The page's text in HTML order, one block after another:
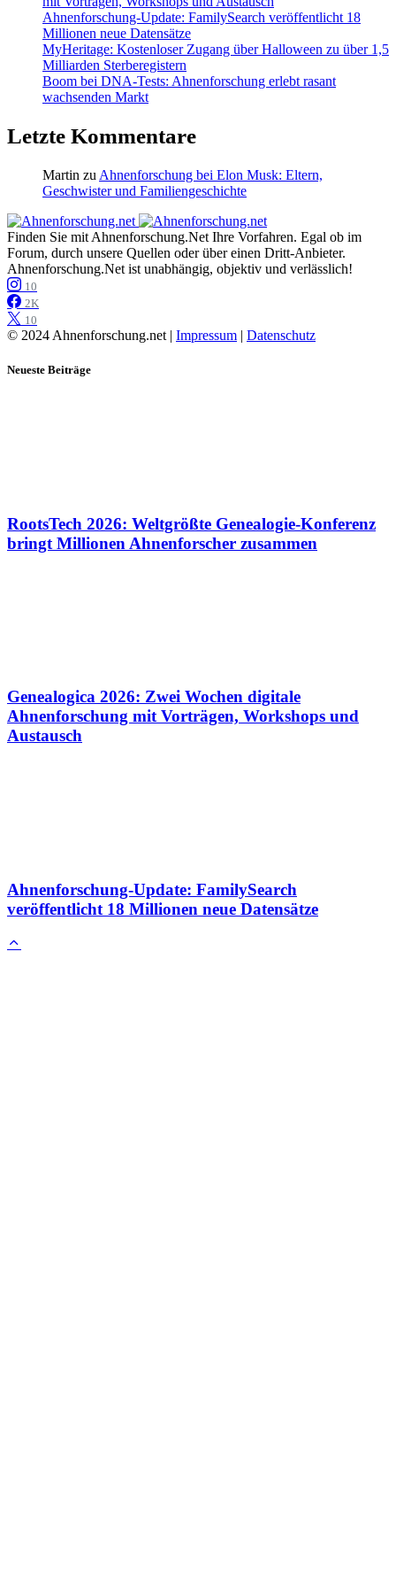
Ahnenforschung-Update: FamilySearch veröffentlicht 18
Millionen neue Datensätze
MyHeritage: Kostenloser Zugang über Halloween zu über 1,5
Milliarden Sterberegistern
Boom bei DNA-Tests: Ahnenforschung erlebt rasant
wachsenden Markt
Letzte Kommentare
Martin zu Ahnenforschung bei Elon Musk: Eltern,
Geschwister und Familiengeschichte
Finden Sie mit Ahnenforschung.Net Ihre Vorfahren. Egal ob im
Forum, durch unsere Quellen oder über einen Dritt-Anbieter.
Ahnenforschung.Net ist unabhängig, objektiv und verlässlich!
10
2K
10
© 2024 Ahnenforschung.net | Impressum | Datenschutz
Neueste Beiträge
RootsTech 2026: Weltgrößte Genealogie-Konferenz
bringt Millionen Ahnenforscher zusammen
Genealogica 2026: Zwei Wochen digitale
Ahnenforschung mit Vorträgen, Workshops und
Austausch
Ahnenforschung-Update: FamilySearch
veröffentlicht 18 Millionen neue Datensätze